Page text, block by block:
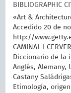
BIBLIOGRAPHIC
«Art &
Accedido 20 de
http://
CAMINAL I
Diccionario de la
Anglés, Alemany,
Castany
Etimología,